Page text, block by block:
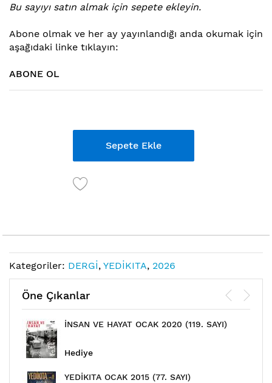
atla
Bu sayıyı satın almak için sepete ekleyin.
Abone olmak ve her ay yayınlandığı anda okumak için
aşağıdaki linke tıklayın:
ABONE OL
Sepete Ekle
Kategoriler: DERGİ, YEDİKITA, 2026
Öne Çıkanlar
İNSAN VE HAYAT OCAK 2020 (119. SAYI)
Hediye
YEDİKITA OCAK 2015 (77. SAYI)